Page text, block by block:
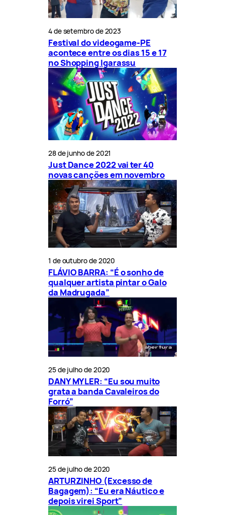
4 de setembro de 2023
Festival do videogame-PE
acontece entre os dias 15 e 17
no Shopping Igarassu
28 de junho de 2021
Just Dance 2022 vai ter 40
novas canções em novembro
1 de outubro de 2020
FLÁVIO BARRA: “É o sonho de
qualquer artista pintar o Galo
da Madrugada”
25 de julho de 2020
DANY MYLER: “Eu sou muito
grata a banda Cavaleiros do
Forró”
25 de julho de 2020
ARTURZINHO (Excesso de
Bagagem): “Eu era Náutico e
depois virei Sport”